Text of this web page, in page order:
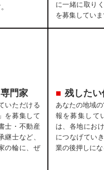
に一緒に取り
を募集していま
門家
いただける
を募集して
士・不動産
継士など、
の輪に、ぜ
残したい
あなたの地域
報を募集して
は、各地にお
につなげてい
業の後押しにな